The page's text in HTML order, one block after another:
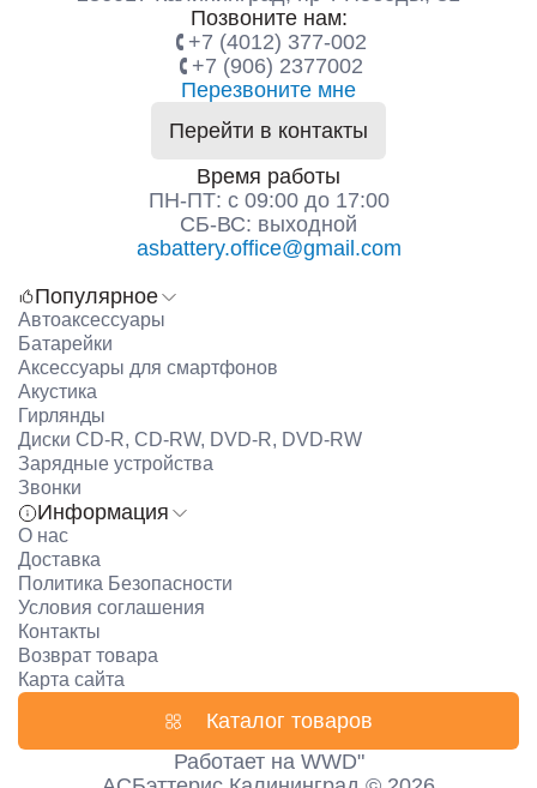
Позвоните нам:
+7 (4012) 377-002
+7 (906) 2377002
Перезвоните мне
Перейти в контакты
Время работы
ПН-ПТ: с 09:00 до 17:00
СБ-ВС: выходной
asbattery.office@gmail.com
Популярное
Автоаксессуары
Батарейки
Аксессуары для смартфонов
Акустика
Гирлянды
Диски CD-R, CD-RW, DVD-R, DVD-RW
Зарядные устройства
Звонки
Информация
О нас
Доставка
Политика Безопасности
Условия соглашения
Контакты
Возврат товара
Карта сайта
Каталог товаров
Работает на WWD"